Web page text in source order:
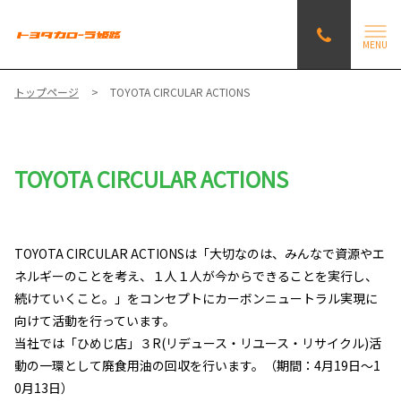
MENU
トップページ TOYOTA CIRCULAR ACTIONS
TOYOTA CIRCULAR ACTIONS
TOYOTA CIRCULAR ACTIONSは「大切なのは、みんなで資源やエ
ネルギーのことを考え、１人１人が今からできることを実行し、
続けていくこと。」をコンセプトにカーボンニュートラル実現に
向けて活動を行っています。
当社では「ひめじ店」３R(リデュース・リユース・リサイクル)活
動の一環として廃食用油の回収を行います。（期間：4月19日～1
0月13日）